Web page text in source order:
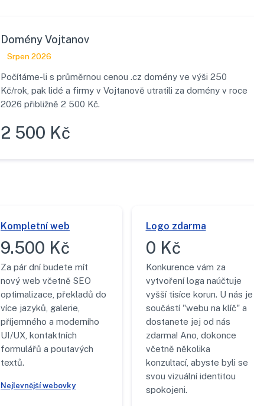
Domény Vojtanov
Srpen 2026
Počítáme-li s průměrnou cenou .cz domény ve výši 250
Kč/rok, pak lidé a firmy v Vojtanově utratili za domény v roce
2026 přibližně 2 500 Kč.
2 500 Kč
Kompletní web
9.500 Kč
Za pár dní budete mít
nový web včetně SEO
optimalizace, překladů do
více jazyků, galerie,
příjemného a moderního
UI/UX, kontaktních
formulářů a poutavých
textů.
Nejlevnější webovky
Logo zdarma
0 Kč
Konkurence vám za
vytvoření loga naúčtuje
vyšší tisíce korun. U nás je
součástí "webu na klíč" a
dostanete jej od nás
zdarma! Ano, dokonce
včetně několika
konzultací, abyste byli se
svou vizuální identitou
spokojeni.